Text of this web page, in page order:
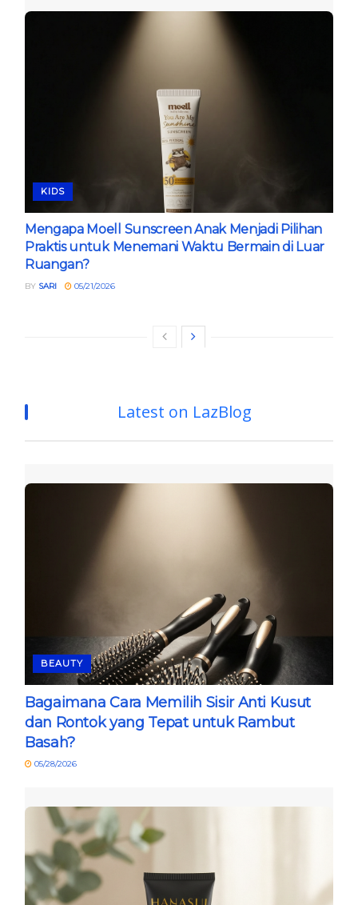
KIDS
Mengapa Moell Sunscreen Anak Menjadi Pilihan
Praktis untuk Menemani Waktu Bermain di Luar
Ruangan?
BY SARI 05/21/2026
Latest on LazBlog
BEAUTY
Bagaimana Cara Memilih Sisir Anti Kusut
dan Rontok yang Tepat untuk Rambut
Basah?
05/28/2026